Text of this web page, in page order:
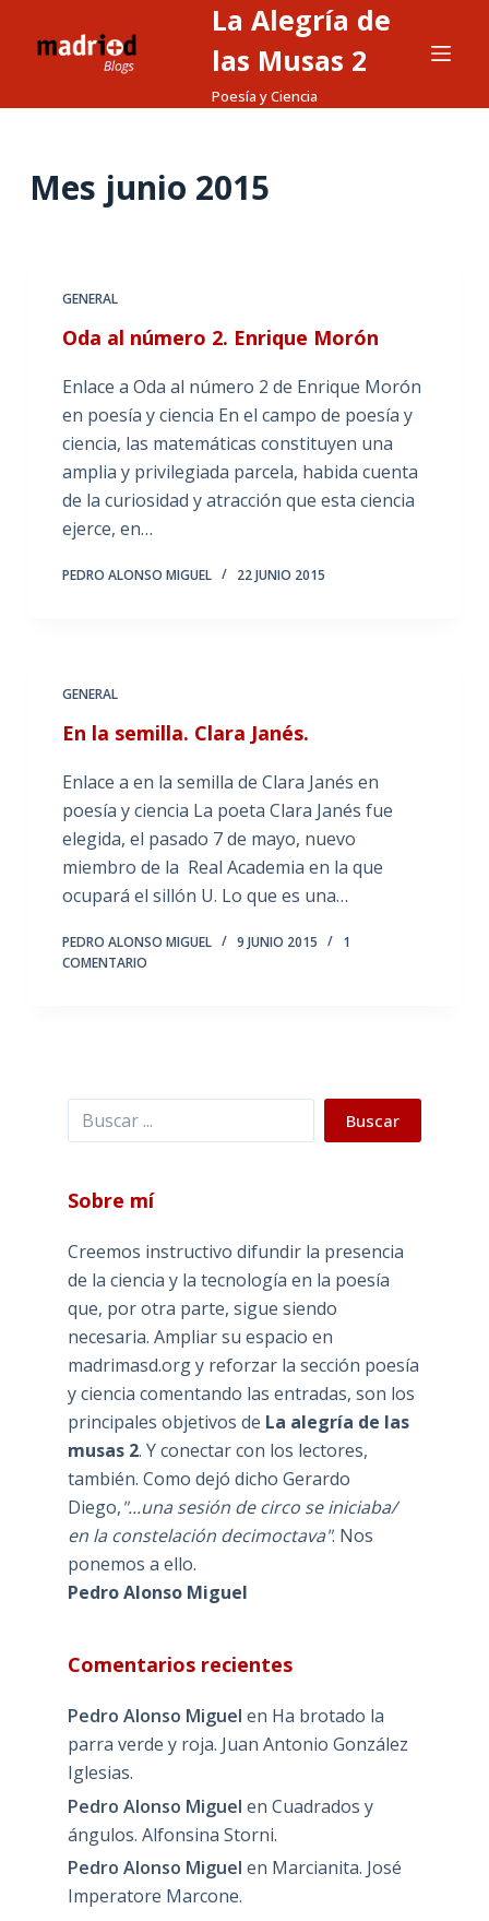
t
La Alegría de
las Musas 2
Poesía y Ciencia
Mes junio 2015
GENERAL
Oda al número 2. Enrique Morón
Enlace a Oda al número 2 de Enrique Morón
en poesía y ciencia En el campo de poesía y
ciencia, las matemáticas constituyen una
amplia y privilegiada parcela, habida cuenta
de la curiosidad y atracción que esta ciencia
ejerce, en…
PEDRO ALONSO MIGUEL 22 JUNIO 2015
GENERAL
En la semilla. Clara Janés.
Enlace a en la semilla de Clara Janés en
poesía y ciencia La poeta Clara Janés fue
elegida, el pasado 7 de mayo, nuevo
miembro de la Real Academia en la que
ocupará el sillón U. Lo que es una…
PEDRO ALONSO MIGUEL 9 JUNIO 2015
1
COMENTARIO
Buscar Buscar
Sobre mí
Creemos instructivo difundir la presencia
de la ciencia y la tecnología en la poesía
que, por otra parte, sigue siendo
necesaria. Ampliar su espacio en
madrimasd.org y reforzar la sección poesía
y ciencia comentando las entradas, son los
principales objetivos de La alegría de las
musas 2. Y conectar con los lectores,
también. Como dejó dicho Gerardo
Diego,"...una sesión de circo se iniciaba/
en la constelación decimoctava". Nos
ponemos a ello.
Pedro Alonso Miguel
Comentarios recientes
Pedro Alonso Miguel en Ha brotado la
parra verde y roja. Juan Antonio González
Iglesias.
Pedro Alonso Miguel en Cuadrados y
ángulos. Alfonsina Storni.
Pedro Alonso Miguel en Marcianita. José
Imperatore Marcone.